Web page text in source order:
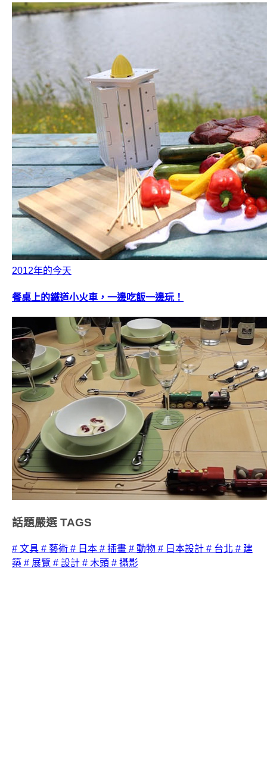
2012年的今天
餐桌上的鐵道小火車，一邊吃飯一邊玩！
話題嚴選 TAGS
# 文具 # 藝術 # 日本 # 插畫 # 動物 # 日本設計 # 台北 # 建
築 # 展覽 # 設計 # 木頭 # 攝影